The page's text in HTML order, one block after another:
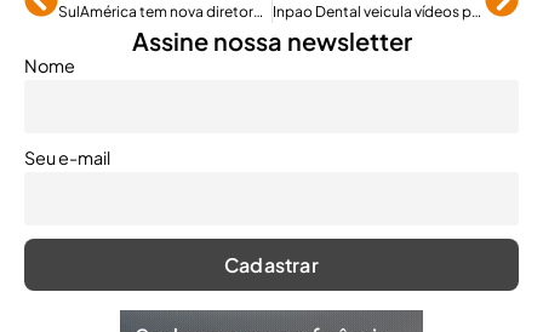
SulAmérica tem nova diretora de Capital Humano Inpao Dental veicula vídeos para celebrar Dia do Dentista
Assine nossa newsletter
Nome
Seu e-mail